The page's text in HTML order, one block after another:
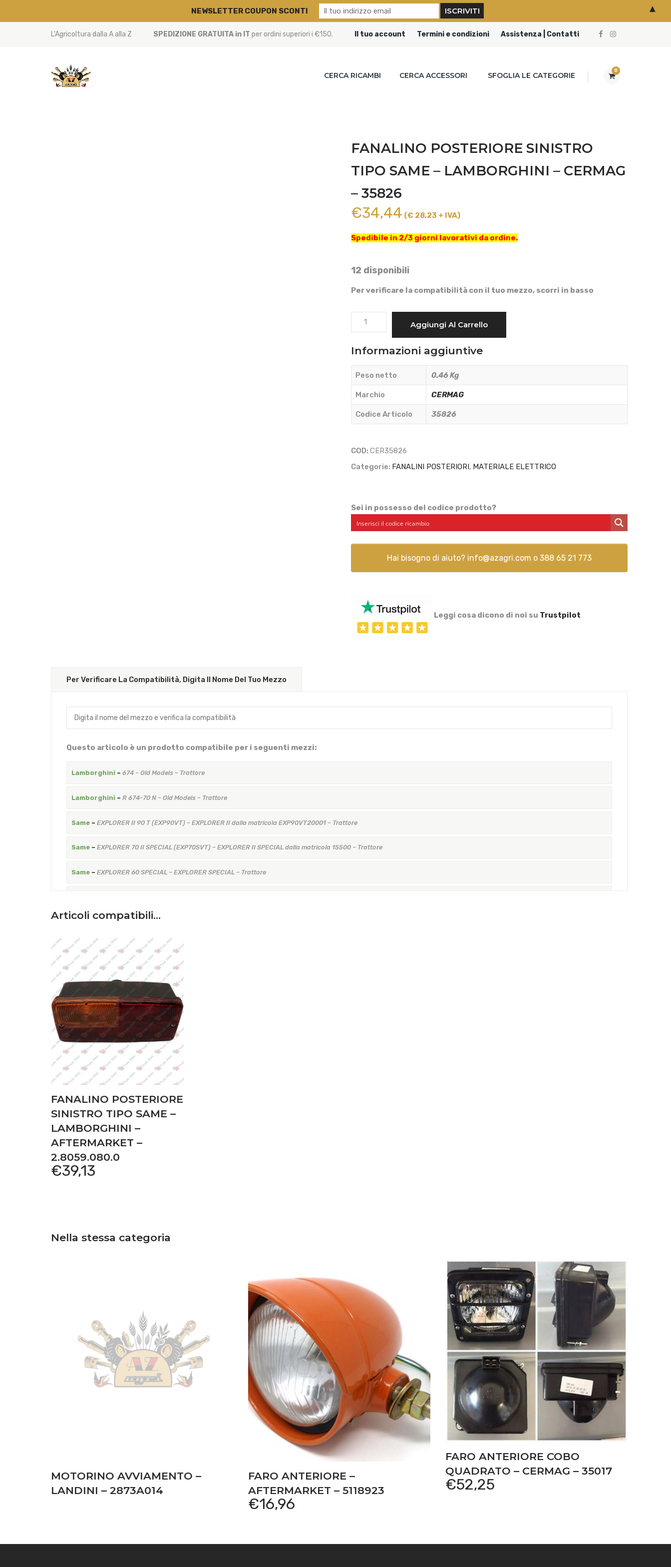
L'Agricoltura dalla A alla Z SPEDIZIONE GRATUITA in IT per ordini superiori i €150. Il tuo account Termini e condizioni Assistenza | Contatti
0
CERCA RICAMBI CERCA ACCESSORI SFOGLIA LE CATEGORIE
FANALINO POSTERIORE SINISTRO
TIPO SAME – LAMBORGHINI – CERMAG
– 35826
€34,44 (€ 28,23 + IVA)
Spedibile in 2/3 giorni lavorativi da ordine.
12 disponibili
Per verificare la compatibilità con il tuo mezzo, scorri in basso
FANALINO
POSTERIORE
TIPO
SAME
LAMBORGHINI
-
CERMAG
quantità
Aggiungi Al Carrello
Informazioni aggiuntive
Peso netto 0.46 Kg
Marchio CERMAG
Codice Articolo 35826
COD: CER35826
Categorie: FANALINI POSTERIORI, MATERIALE ELETTRICO
Sei in possesso del codice prodotto?
Hai bisogno di aiuto? info@azagri.com o 388 65 21 773
Leggi cosa dicono di noi su Trustpilot
Per Verificare La Compatibilità, Digita Il Nome Del Tuo Mezzo
Questo articolo è un prodotto compatibile per i seguenti mezzi:
Lamborghini– 674 – Old Models – Trattore
Lamborghini– R 674-70 N – Old Models – Trattore
Same– EXPLORER II 90 T (EXP90VT) – EXPLORER II dalla matricola EXP90VT20001 – Trattore
Same– EXPLORER 70 II SPECIAL (EXP70SVT) – EXPLORER II SPECIAL dalla matricola 15500 – Trattore
Same– EXPLORER 60 SPECIAL – EXPLORER SPECIAL – Trattore
Articoli compatibili…
FANALINO POSTERIORE
SINISTRO TIPO SAME –
LAMBORGHINI –
AFTERMARKET –
2.8059.080.0
€39,13
Nella stessa categoria
MOTORINO AVVIAMENTO –
LANDINI – 2873A014
FARO ANTERIORE –
AFTERMARKET – 5118923
€16,96
FARO ANTERIORE COBO
QUADRATO – CERMAG – 35017
€52,25
NEWSLETTER COUPON SCONTI ▲